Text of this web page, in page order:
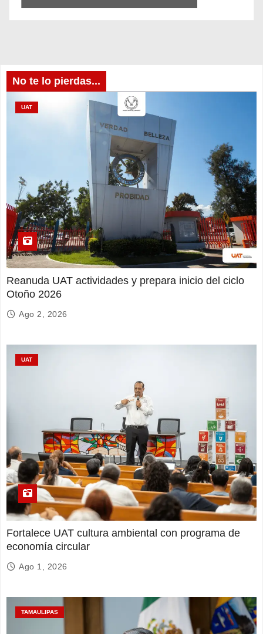
No te lo pierdas...
UAT
Reanuda UAT actividades y prepara inicio del ciclo
Otoño 2026
Ago 2, 2026
UAT
Fortalece UAT cultura ambiental con programa de
economía circular
Ago 1, 2026
TAMAULIPAS